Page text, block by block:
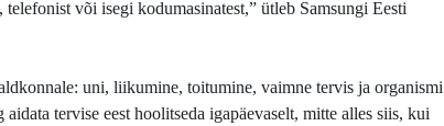
või isegi kodumasinatest,” ütleb Samsungi Eesti
uni, liikumine, toitumine, vaimne tervis ja organismi
tervise eest hoolitseda igapäevaselt, mitte alles siis, kui